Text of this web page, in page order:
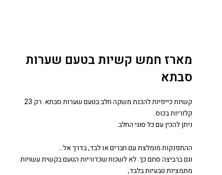
מארז חמש קשיות בטעם שערות
סבתא
קשיות כייפיות להכנת משקה חלב בטעם שערות סבתא. רק 23
קלוריות בכוס.
ניתן להכין עם כל סוגי החלב.
ההתפנקות מומלצת עם חברים או לבד, בדרך אל…
וגם ברביצה סתם כך. לא לשכוח שכדוריות הטעם בקשית עשויות
מתמציות טבעיות בלבד,